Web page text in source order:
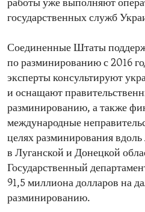
работы уже выполняют
государственных служб
Соединенные Штаты
по разминированию с 2016
эксперты консультируют
и оснащают
разминированию, а также
международные
целях разминирования
в Луганской и Донецкой
Государственный
91,5 миллиона долларов на
разминированию.